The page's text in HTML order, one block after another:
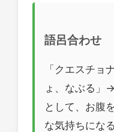
語呂合わせ
「クエスチョ
ょ、なぶる」
として、お腹
な気持ちにな